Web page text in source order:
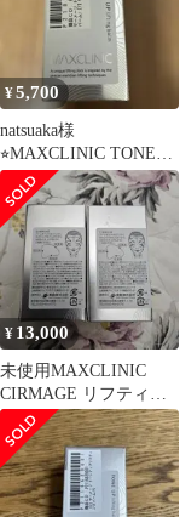
¥5,700
natsuaka様
⭐︎MAXCLINIC TONE
UP lifting balm
¥ 13,000
未使用MAXCLINIC
CIRMAGE リフティン
グバーム 2個セット